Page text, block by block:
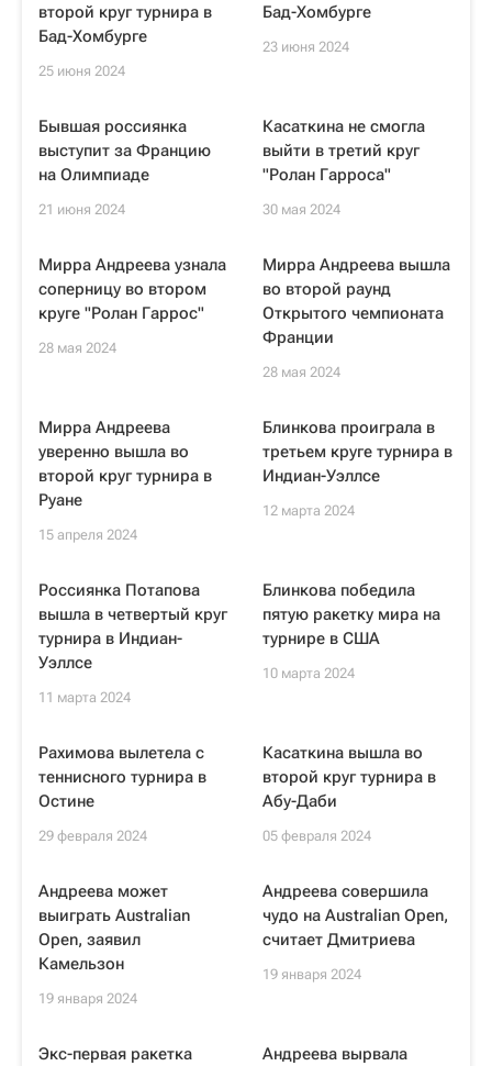
второй круг турнира в
Бад-Хомбурге
25 июня 2024
Бад-Хомбурге
23 июня 2024
Бывшая россиянка
выступит за Францию
на Олимпиаде
21 июня 2024
Касаткина не смогла
выйти в третий круг
"Ролан Гарроса"
30 мая 2024
Мирра Андреева узнала
соперницу во втором
круге "Ролан Гаррос"
28 мая 2024
Мирра Андреева вышла
во второй раунд
Открытого чемпионата
Франции
28 мая 2024
Мирра Андреева
уверенно вышла во
второй круг турнира в
Руане
15 апреля 2024
Блинкова проиграла в
третьем круге турнира в
Индиан-Уэллсе
12 марта 2024
Россиянка Потапова
вышла в четвертый круг
турнира в Индиан-
Уэллсе
11 марта 2024
Блинкова победила
пятую ракетку мира на
турнире в США
10 марта 2024
Рахимова вылетела с
теннисного турнира в
Остине
29 февраля 2024
Касаткина вышла во
второй круг турнира в
Абу-Даби
05 февраля 2024
Андреева может
выиграть Australian
Open, заявил
Камельзон
19 января 2024
Андреева совершила
чудо на Australian Open,
считает Дмитриева
19 января 2024
Экс-первая ракетка
Андреева вырвала